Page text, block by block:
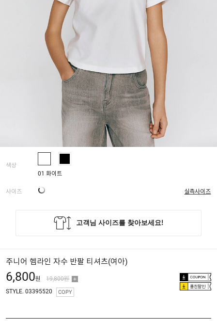
색상
01 화이트
사이즈 실측사이즈
주니어 헴라인 자수 반팔 티셔츠(여아)
6,800원 19,800원
플친할인
STYLE. 03395520 COPY